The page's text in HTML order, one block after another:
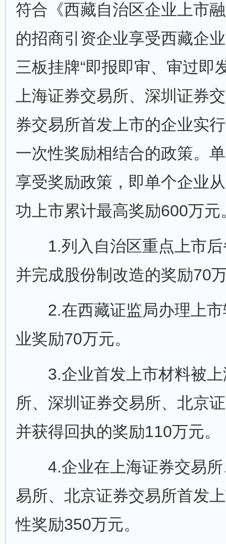
符合《西藏自治区企业上市
的招商引资企业享受西藏企
三板挂牌“即报即审、审过即
上海证券交易所、深圳证券
券交易所首发上市的企业实
一次性奖励相结合的政策。
享受奖励政策，即单个企业
功上市累计最高奖励600万元
1.列入自治区重点上市后
并完成股份制改造的奖励70
2.在西藏证监局办理上市
业奖励70万元。
3.企业首发上市材料被上
所、深圳证券交易所、北京
并获得回执的奖励110万元。
4.企业在上海证券交易所
易所、北京证券交易所首发
性奖励350万元。